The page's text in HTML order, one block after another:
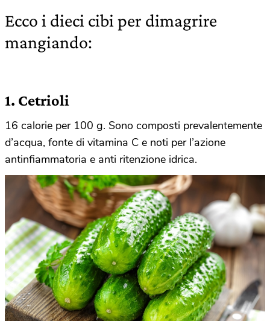
Ecco i dieci cibi per dimagrire
mangiando:
1. Cetrioli
16 calorie per 100 g. Sono composti prevalentemente
d’acqua, fonte di vitamina C e noti per l’azione
antinfiammatoria e anti ritenzione idrica.